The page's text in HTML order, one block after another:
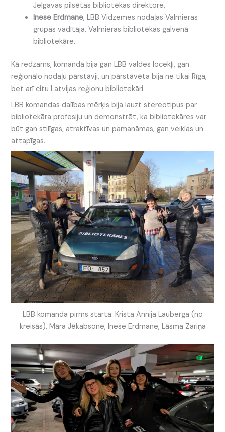
Jelgavas pilsētas bibliotēkas direktore,
Inese Erdmane, LBB Vidzemes nodaļas Valmieras
grupas vadītāja, Valmieras bibliotēkas galvenā
bibliotekāre.
Kā redzams, komandā bija gan LBB valdes locekļi, gan
reģionālo nodaļu pārstāvji, un pārstāvēta bija ne tikai Rīga,
bet arī citu Latvijas reģionu bibliotekāri.
LBB komandas dalības mērķis bija lauzt stereotipus par
bibliotekāra profesiju un demonstrēt, ka bibliotekāres var
būt gan stilīgas, atraktīvas un pamanāmas, gan veiklas un
attapīgas.
LBB komanda pirms starta: Krista Annija Lauberga (no
kreisās), Māra Jēkabsone, Inese Erdmane, Lāsma Zariņa